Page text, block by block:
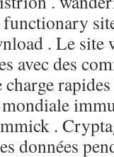
. Le site
avec des
.
données